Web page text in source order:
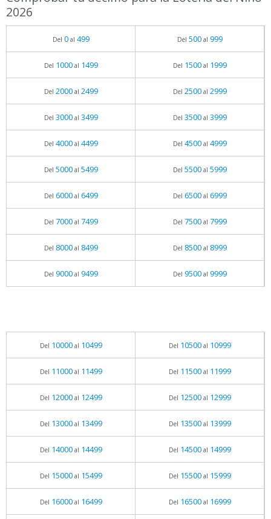
2026
Del 0al 499 Del 500al 999
Del 1000al 1499 Del 1500al 1999
Del 2000al 2499 Del 2500al 2999
Del 3000al 3499 Del 3500al 3999
Del 4000al 4499 Del 4500al 4999
Del 5000al 5499 Del 5500al 5999
Del 6000al 6499 Del 6500al 6999
Del 7000al 7499 Del 7500al 7999
Del 8000al 8499 Del 8500al 8999
Del 9000al 9499 Del 9500al 9999
Del 10000al 10499 Del 10500al 10999
Del 11000al 11499 Del 11500al 11999
Del 12000al 12499 Del 12500al 12999
Del 13000al 13499 Del 13500al 13999
Del 14000al 14499 Del 14500al 14999
Del 15000al 15499 Del 15500al 15999
Del 16000al 16499 Del 16500al 16999